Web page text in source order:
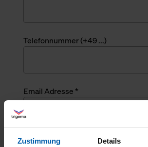
Zustimmung Details
Telefonnummer (+49 ...)
Email Adresse *
Angefragte Menge *